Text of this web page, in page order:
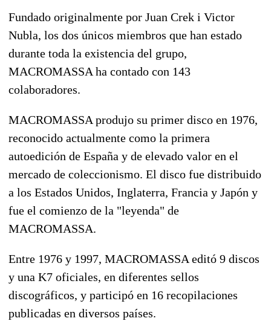
Fundado originalmente por Juan Crek i Victor
Nubla, los dos únicos miembros que han estado
durante toda la existencia del grupo,
MACROMASSA ha contado con 143
colaboradores.
MACROMASSA produjo su primer disco en 1976,
reconocido actualmente como la primera
autoedición de España y de elevado valor en el
mercado de coleccionismo. El disco fue distribuido
a los Estados Unidos, Inglaterra, Francia y Japón y
fue el comienzo de la "leyenda" de
MACROMASSA.
Entre 1976 y 1997, MACROMASSA editó 9 discos
y una K7 oficiales, en diferentes sellos
discográficos, y participó en 16 recopilaciones
publicadas en diversos países.